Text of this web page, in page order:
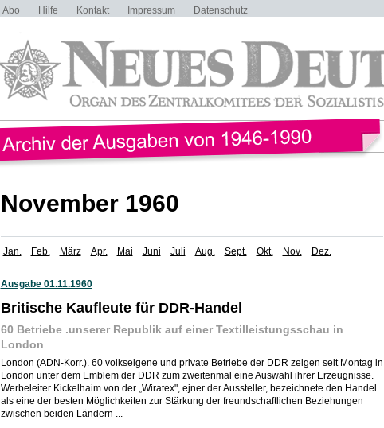
Abo Hilfe Kontakt Impressum Datenschutz
November 1960
Jan. Feb. März Apr. Mai Juni Juli Aug. Sept. Okt. Nov. Dez.
Ausgabe 01.11.1960
Britische Kaufleute für DDR-Handel
60 Betriebe .unserer Republik auf einer Textilleistungsschau in
London
London (ADN-Korr.). 60 volkseigene und private Betriebe der DDR zeigen seit Montag in
London unter dem Emblem der DDR zum zweitenmal eine Auswahl ihrer Erzeugnisse.
Werbeleiter Kickelhaim von der „Wiratex", ejner der Aussteller, bezeichnete den Handel
als eine der besten Möglichkeiten zur Stärkung der freundschaftlichen Beziehungen
zwischen beiden Ländern ...